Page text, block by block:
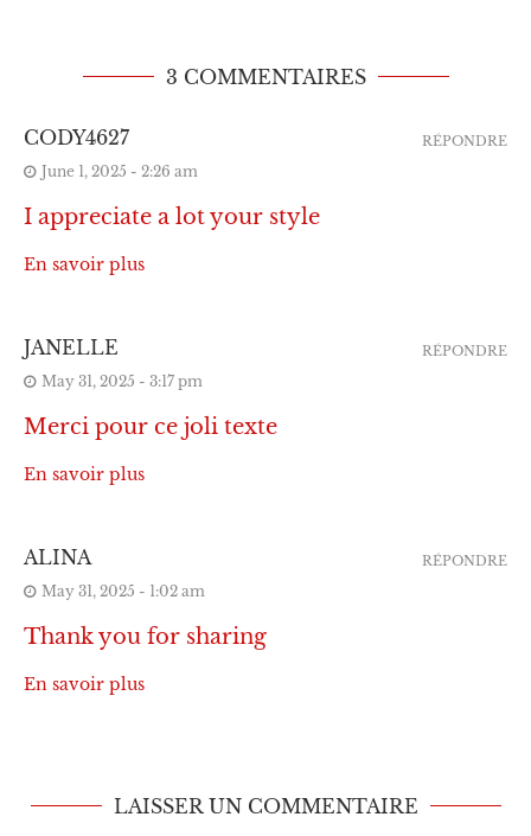
3 COMMENTAIRES
CODY4627
June 1, 2025 - 2:26 am
I appreciate a lot your style
En savoir plus
RÉPONDRE
JANELLE
May 31, 2025 - 3:17 pm
Merci pour ce joli texte
En savoir plus
RÉPONDRE
ALINA
May 31, 2025 - 1:02 am
Thank you for sharing
En savoir plus
RÉPONDRE
LAISSER UN COMMENTAIRE